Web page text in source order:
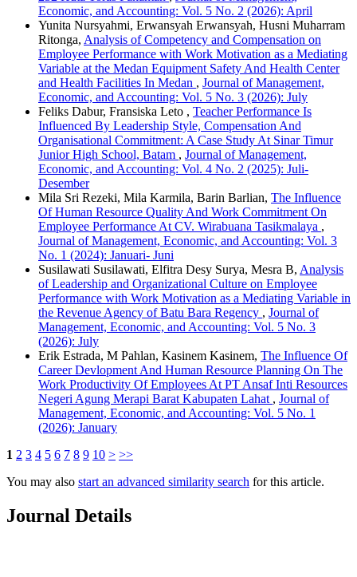
Economic, and Accounting: Vol. 5 No. 2 (2026): April
Yunita Nursyahmi, Erwansyah Erwansyah, Husni Muharram
Ritonga, Analysis of Competency and Compensation on
Employee Performance with Work Motivation as a Mediating
Variable at the Medan Equipment Safety And Health Center
and Health Facilities In Medan , Journal of Management,
Economic, and Accounting: Vol. 5 No. 3 (2026): July
Feliks Dabur, Fransiska Leto , Teacher Performance Is
Influenced By Leadership Style, Compensation And
Organisational Commitment: A Case Study At Sinar Timur
Junior High School, Batam , Journal of Management,
Economic, and Accounting: Vol. 4 No. 2 (2025): Juli-
Desember
Mila Sri Rezeki, Mila Karmila, Barin Barlian, The Influence
Of Human Resource Quality And Work Commitment On
Employee Performance At CV. Wirabuana Tasikmalaya ,
Journal of Management, Economic, and Accounting: Vol. 3
No. 1 (2024): Januari- Juni
Susilawati Susilawati, Elfitra Desy Surya, Mesra B, Analysis
of Leadership and Organizational Culture on Employee
Performance with Work Motivation as a Mediating Variable in
the Revenue Agency of Batu Bara Regency , Journal of
Management, Economic, and Accounting: Vol. 5 No. 3
(2026): July
Erik Estrada, M Pahlan, Kasinem Kasinem, The Influence Of
Career Devlopment And Human Resource Planning On The
Work Productivity Of Employees At PT Ansaf Inti Resources
Negeri Agung Merapi Barat Kabupaten Lahat , Journal of
Management, Economic, and Accounting: Vol. 5 No. 1
(2026): January
1 2 3 4 5 6 7 8 9 10 > >>
You may also start an advanced similarity search for this article.
Journal Details